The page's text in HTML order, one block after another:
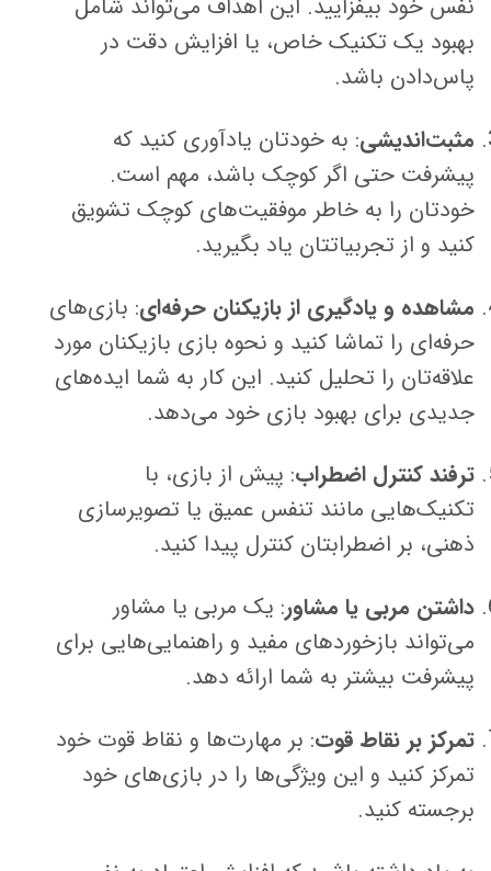
نفس خود بیفزایید. این اهداف می‌تواند شامل
بهبود یک تکنیک خاص، یا افزایش دقت در
پاس‌دادن باشد.
مثبت‌اندیشی: به خودتان یادآوری کنید که
پیشرفت حتی اگر کوچک باشد، مهم است.
خودتان را به خاطر موفقیت‌های کوچک تشویق
کنید و از تجربیاتتان یاد بگیرید.
مشاهده و یادگیری از بازیکنان حرفه‌ای: بازی‌های
حرفه‌ای را تماشا کنید و نحوه بازی بازیکنان مورد
علاقه‌تان را تحلیل کنید. این کار به شما ایده‌های
جدیدی برای بهبود بازی خود می‌دهد.
ترفند کنترل اضطراب: پیش از بازی، با
تکنیک‌هایی مانند تنفس عمیق یا تصویرسازی
ذهنی، بر اضطرابتان کنترل پیدا کنید.
داشتن مربی یا مشاور: یک مربی یا مشاور
می‌تواند بازخوردهای مفید و راهنمایی‌هایی برای
پیشرفت بیشتر به شما ارائه دهد.
تمرکز بر نقاط قوت: بر مهارت‌ها و نقاط قوت خود
تمرکز کنید و این ویژگی‌ها را در بازی‌های خود
برجسته کنید.